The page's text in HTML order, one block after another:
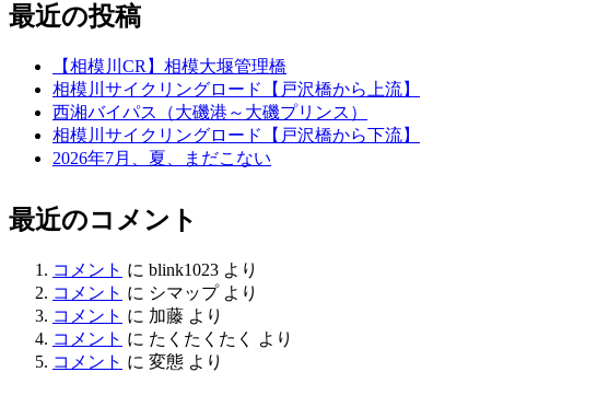
最近の投稿
【相模川CR】相模大堰管理橋
相模川サイクリングロード【戸沢橋から上流】
西湘バイパス（大磯港～大磯プリンス）
相模川サイクリングロード【戸沢橋から下流】
2026年7月、夏、まだこない
最近のコメント
コメント に blink1023 より
コメント に シマップより
コメント に 加藤 より
コメント に たくたくたく
より
コメント に 変態 より